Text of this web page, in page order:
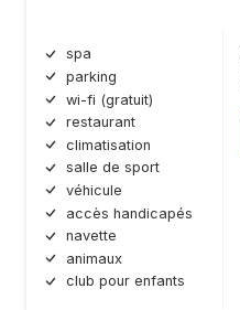
spa
parking
wi-fi (gratuit)
restaurant
climatisation
salle de sport
véhicule
accès handicapés
navette
animaux
club pour enfants